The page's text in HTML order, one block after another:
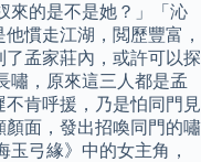
來的是不是她？」「沁
慣走江湖，閲歷豐富，
孟家莊內，或許可以探
嘯，原來這三人都是孟
肯呼援，乃是怕同門見
面，發出招喚同門的嘯
弓緣》中的女主角，